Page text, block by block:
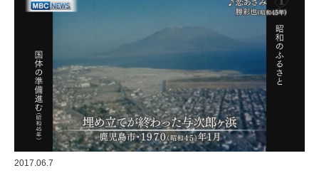
2017.06.7